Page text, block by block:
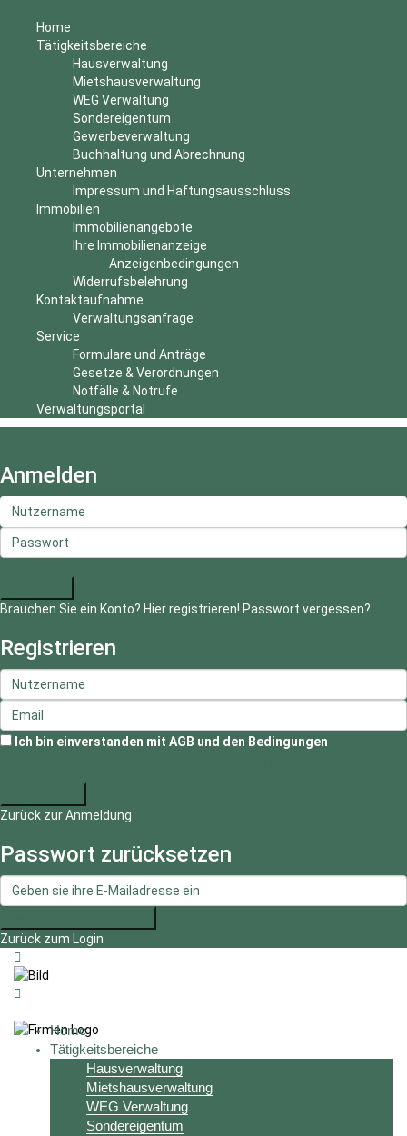
Home
Tätigkeitsbereiche
Hausverwaltung
Mietshausverwaltung
WEG Verwaltung
Sondereigentum
Gewerbeverwaltung
Buchhaltung und Abrechnung
Unternehmen
Impressum und Haftungsausschluss
Immobilien
Immobilienangebote
Ihre Immobilienanzeige
Anzeigenbedingungen
Widerrufsbelehrung
Kontaktaufnahme
Verwaltungsanfrage
Service
Formulare und Anträge
Gesetze & Verordnungen
Notfälle & Notrufe
Verwaltungsportal
Anmelden
Brauchen Sie ein Konto? Hier registrieren! Passwort vergessen?
Registrieren
Ich bin einverstanden mit AGB und den Bedingungen
Zurück zur Anmeldung
Passwort zurücksetzen
Zurück zum Login
Home
Tätigkeitsbereiche
Hausverwaltung
Mietshausverwaltung
WEG Verwaltung
Sondereigentum